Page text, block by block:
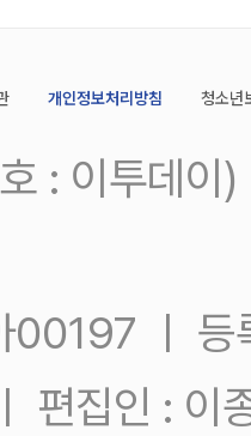
개인정보처리방침 청소년
: 이투데
00197 ㅣ
편집인 : 이